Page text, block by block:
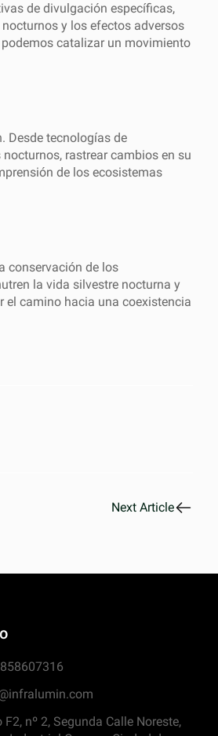
de divulgación específicas,
y los efectos adversos
catalizar un movimiento
Desde tecnologías de
rastrear cambios en su
de los ecosistemas
conservación de los
la vida silvestre nocturna y
el camino hacia una coexistencia
Next Article
F2, nº 2, Segunda Calle Noreste,